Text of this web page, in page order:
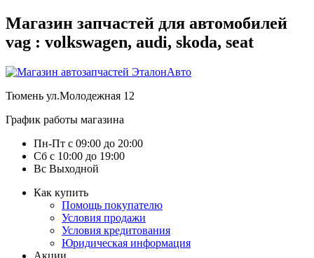
Магазин запчастей для автомобилей
vag : volkswagen, audi, skoda, seat
Тюмень ул.Молодежная 12
График работы магазина
Пн-Пт с 09:00 до 20:00
Сб с 10:00 до 19:00
Вс Выходной
Как купить
Помощь покупателю
Условия продажи
Условия кредитования
Юридическая информация
Акции